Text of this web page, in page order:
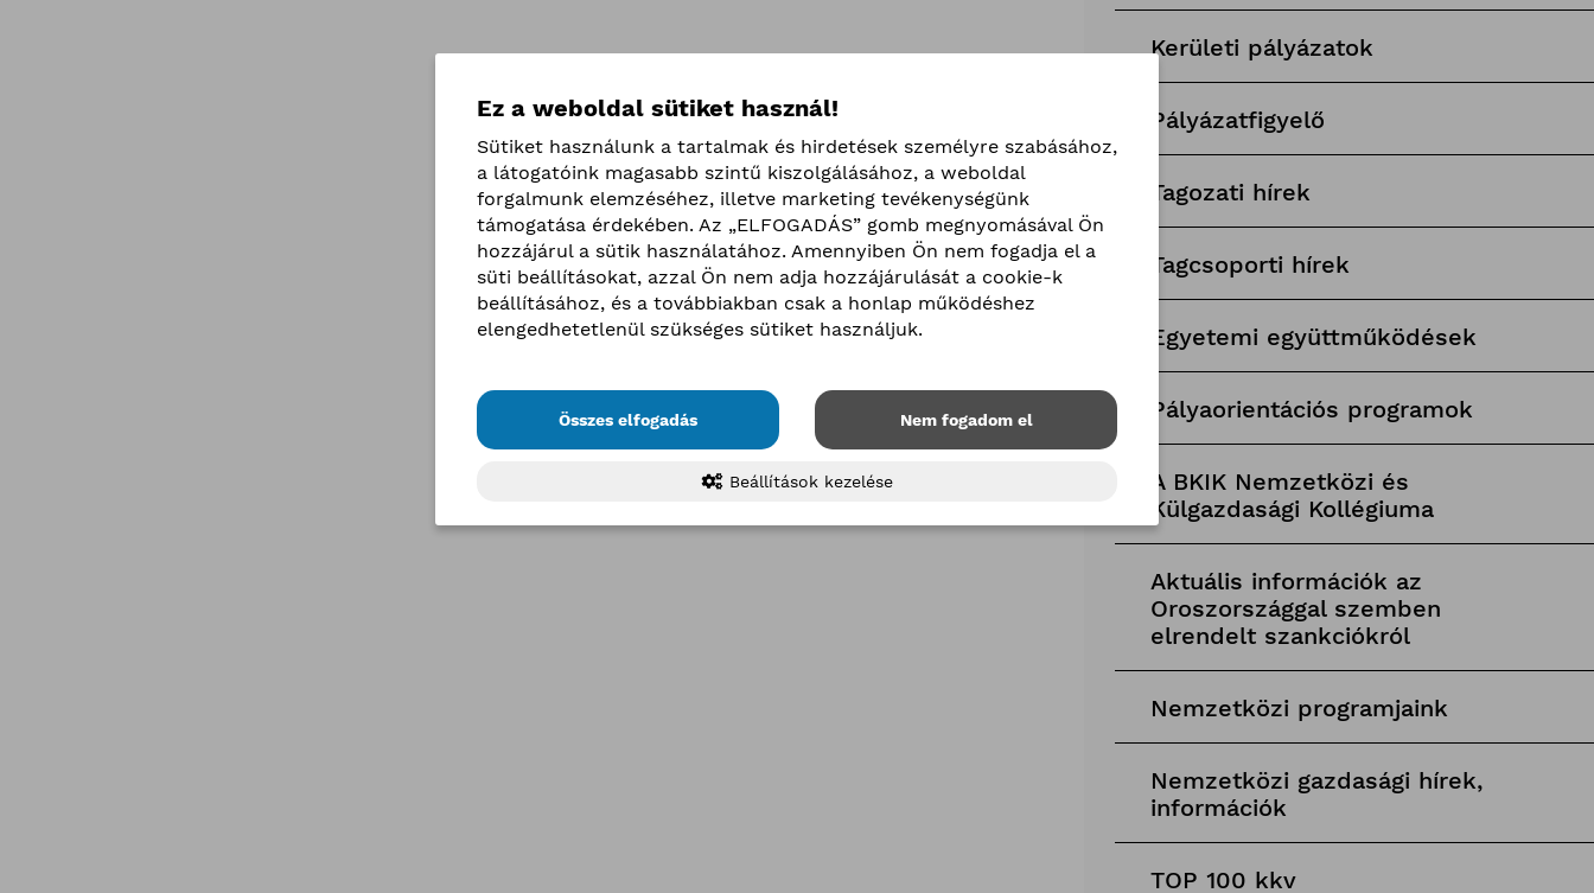
Kerületi pályázatok
Pályázatfigyelő
Tagozati hírek
Tagcsoporti hírek
Egyetemi együttműködések
Pályaorientációs programok
A BKIK Nemzetközi és
Külgazdasági Kollégiuma
Aktuális információk az
Oroszországgal szemben
elrendelt szankciókról
Nemzetközi programjaink
Nemzetközi gazdasági hírek,
információk
TOP 100 kkv
Ez a weboldal sütiket használ!
Sütiket használunk a tartalmak és hirdetések személyre szabásához,
a látogatóink magasabb szintű kiszolgálásához, a weboldal
forgalmunk elemzéséhez, illetve marketing tevékenységünk
támogatása érdekében. Az „ELFOGADÁS” gomb megnyomásával Ön
hozzájárul a sütik használatához. Amennyiben Ön nem fogadja el a
süti beállításokat, azzal Ön nem adja hozzájárulását a cookie-k
beállításához, és a továbbiakban csak a honlap működéshez
elengedhetetlenül szükséges sütiket használjuk.
Összes elfogadás Nem fogadom el
Beállítások kezelése